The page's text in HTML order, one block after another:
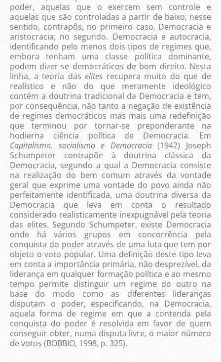
poder, aquelas que o exercem sem controle e
aquelas que são controladas a partir de baixo; nesse
sentido, contrapôs, no primeiro caso, Democracia e
aristocracia; no segundo. Democracia e autocracia,
identificando pelo menos dois tipos de regimes que,
embora tenham uma classe política dominante,
podem dizer-se democráticos de bom direito. Nesta
linha, a teoria daselites recupera muito do que de
realístico e não do que meramente ideológico
contém a doutrina tradicional da Democracia e tem,
por consequência, não tanto a negação de existência
de regimes democráticos mas mais uma redefinição
que terminou por tornar-se preponderante na
hodierna ciência política de Democracia. Em
Capitalismo, socialismo e Democracia(1942) Joseph
Schumpeter contrapõe à doutrina clássica da
Democracia, segundo a qual a Democracia consiste
na realização do bem comum através da vontade
geral que exprime uma vontade do povo ainda não
perfeitamente identificada, uma doutrina diversa da
Democracia que leva em conta o resultado
considerado realisticamente inexpugnável pela teoria
das elites. Segundo Schumpeter, existe Democracia
onde há vários grupos em concorrência pela
conquista do poder através de uma luta que tem por
objeto o voto popular. Uma definição deste tipo leva
em conta a importância primária, não desprezível, da
liderança em qualquer formação política e ao mesmo
tempo permite distinguir um regime do outro na
base do modo como as diferentes lideranças
disputam o poder, especificando, na Democracia,
aquela forma de regime em que a contenda pela
conquista do poder é resolvida em favor de quem
conseguir obter, numa disputa livre, o maior número
de votos (BOBBIO, 1998, p. 325).